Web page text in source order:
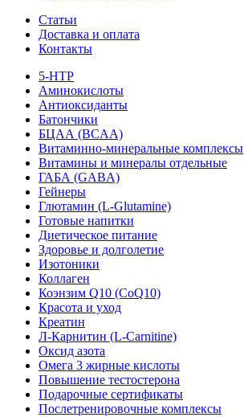
Статьи
Доставка и оплата
Контакты
5-HTP
Аминокислоты
Антиоксиданты
Батончики
БЦАА (BCAA)
Витаминно-минеральные комплексы
Витамины и минералы отдельные
ГАБА (GABA)
Гейнеры
Глютамин (L-Glutamine)
Готовые напитки
Диетическое питание
Здоровье и долголетие
Изотоники
Коллаген
Коэнзим Q10 (CoQ10)
Красота и уход
Креатин
Л-Карнитин (L-Сarnitine)
Оксид азота
Омега 3 жирные кислоты
Повышение тестостерона
Подарочные сертификаты
Послетренировочные комплексы